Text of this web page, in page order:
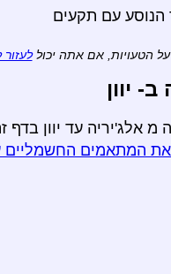
הנוסע עם תקעים
הטעויות, אם אתה יכול
יוון
אלג'יריה עד יוון
המתאמים החשמליים